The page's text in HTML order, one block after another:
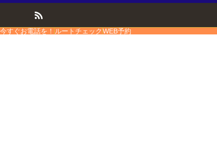
今すぐお電話を！ ルートチェックWEB予約